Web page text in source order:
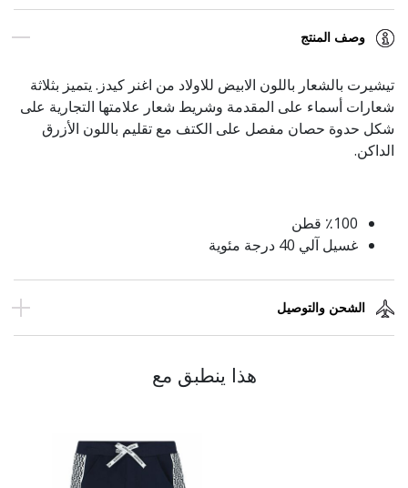
وصف المنتج
تيشيرت بالشعار باللون الابيض للاولاد من اغنر كيدز. يتميز بثلاثة
شعارات أسماء على المقدمة وشريط شعار علامتها التجارية على
شكل حدوة حصان مفصل على الكتف مع تقليم باللون الأزرق
الداكن.
٪100 قطن
غسيل آلي 40 درجة مئوية
الشحن والتوصيل
هذا ينطبق مع